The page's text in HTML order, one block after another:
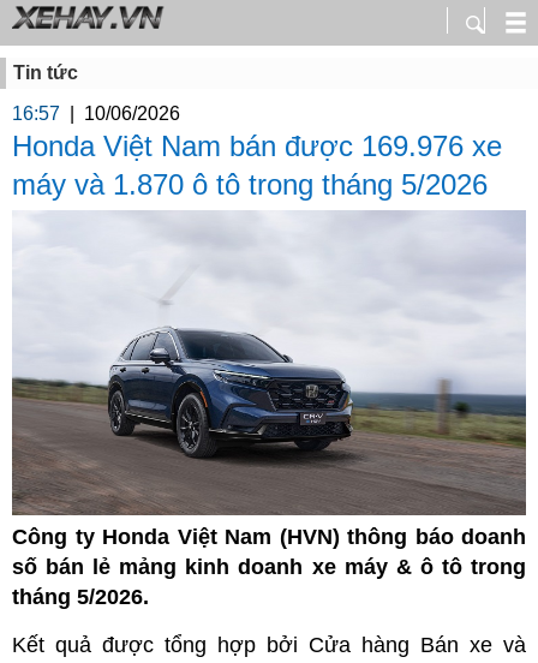
Tin tức
16:57
10/06/2026
Honda Việt Nam bán được 169.976 xe
máy và 1.870 ô tô trong tháng 5/2026
Công ty Honda Việt Nam (HVN) thông báo doanh
số bán lẻ mảng kinh doanh xe máy & ô tô trong
tháng 5/2026.
Kết quả được tổng hợp bởi Cửa hàng Bán xe và